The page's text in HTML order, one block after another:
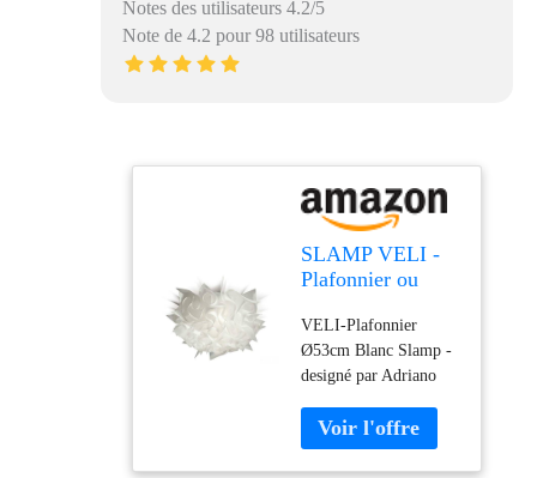
Notes des utilisateurs 4.2/5
Note de 4.2 pour 98 utilisateurs
SLAMP VELI -
Plafonnier ou
Ø53cm |
Applique Slamp
designé par
Adriano Rachele
VELI-Plafonnier
Ø53cm Blanc Slamp -
designé par Adriano
profondeur 20cm
Métal Blanc 20